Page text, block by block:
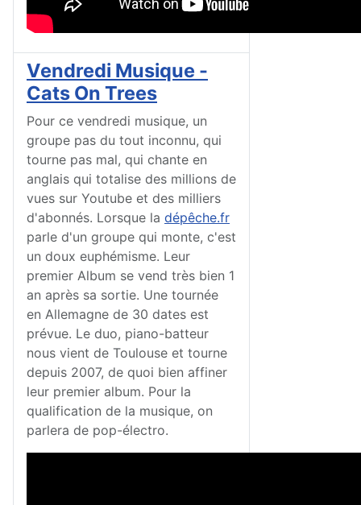
Vendredi Musique -
Cats On Trees
Pour ce vendredi musique, un
groupe pas du tout inconnu, qui
tourne pas mal, qui chante en
anglais qui totalise des millions de
vues sur Youtube et des milliers
d'abonnés. Lorsque la dépêche.fr
parle d'un groupe qui monte, c'est
un doux euphémisme. Leur
premier Album se vend très bien 1
an après sa sortie. Une tournée
en Allemagne de 30 dates est
prévue. Le duo, piano-batteur
nous vient de Toulouse et tourne
depuis 2007, de quoi bien affiner
leur premier album. Pour la
qualification de la musique, on
parlera de pop-électro.